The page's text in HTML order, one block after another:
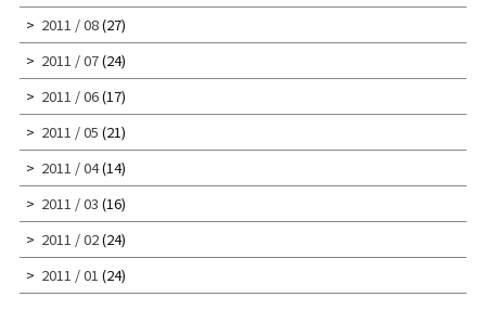
2011 / 08(27)
2011 / 07(24)
2011 / 06(17)
2011 / 05 (21)
2011 / 04(14)
2011 / 03 (16)
2011 / 02(24)
2011 / 01 (24)